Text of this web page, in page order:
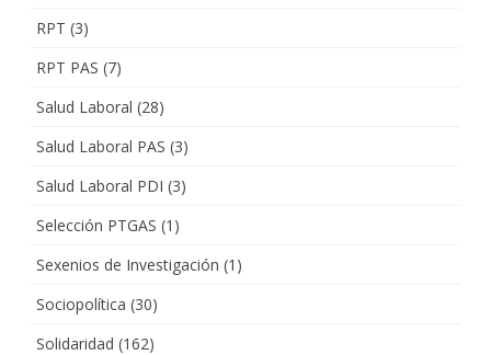
RPT (3)
RPT PAS (7)
Salud Laboral (28)
Salud Laboral PAS (3)
Salud Laboral PDI (3)
Selección PTGAS (1)
Sexenios de Investigación (1)
Sociopolítica (30)
Solidaridad (162)